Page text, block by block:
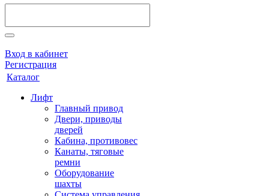
Вход в кабинет
Регистрация
Каталог
Лифт
Главный привод
Двери, приводы
дверей
Кабина, противовес
Канаты, тяговые
ремни
Оборудование
шахты